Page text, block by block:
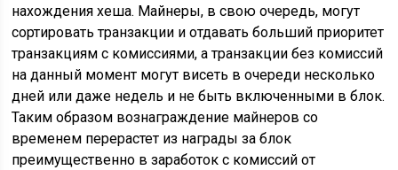
нахождения хеша. Майнеры, в свою очередь, могут
сортировать транзакции и отдавать больший приоритет
транзакциям с комиссиями, а транзакции без комиссий
на данный момент могут висеть в очереди несколько
дней или даже недель и не быть включенными в блок.
Таким образом вознаграждение майнеров со
временем перерастет из награды за блок
преимущественно в заработок с комиссий от